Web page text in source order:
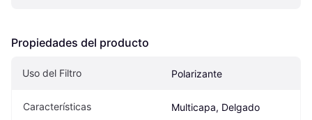
Propiedades del producto
Uso del Filtro Polarizante
Características Multicapa, Delgado